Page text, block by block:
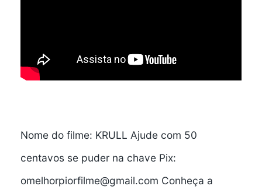
Nome do filme: KRULL Ajude com 50
centavos se puder na chave Pix:
omelhorpiorfilme@gmail.com Conheça a